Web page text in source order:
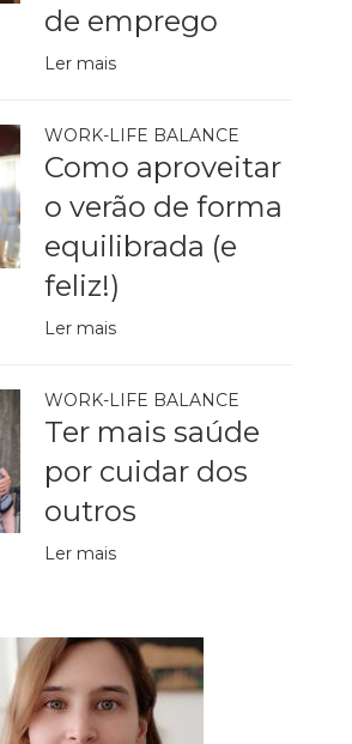
de emprego
Ler mais
WORK-LIFE BALANCE
Como aproveitar
o verão de forma
equilibrada (e
feliz!)
Ler mais
WORK-LIFE BALANCE
Ter mais saúde
por cuidar dos
outros
Ler mais